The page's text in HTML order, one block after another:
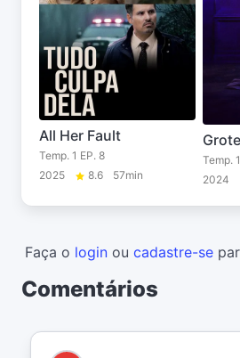
All Her Fault
Temp. 1 EP. 8
2025
8.6 57min
Temp.
2024
Faça o login ou cadastre-se
Comentários